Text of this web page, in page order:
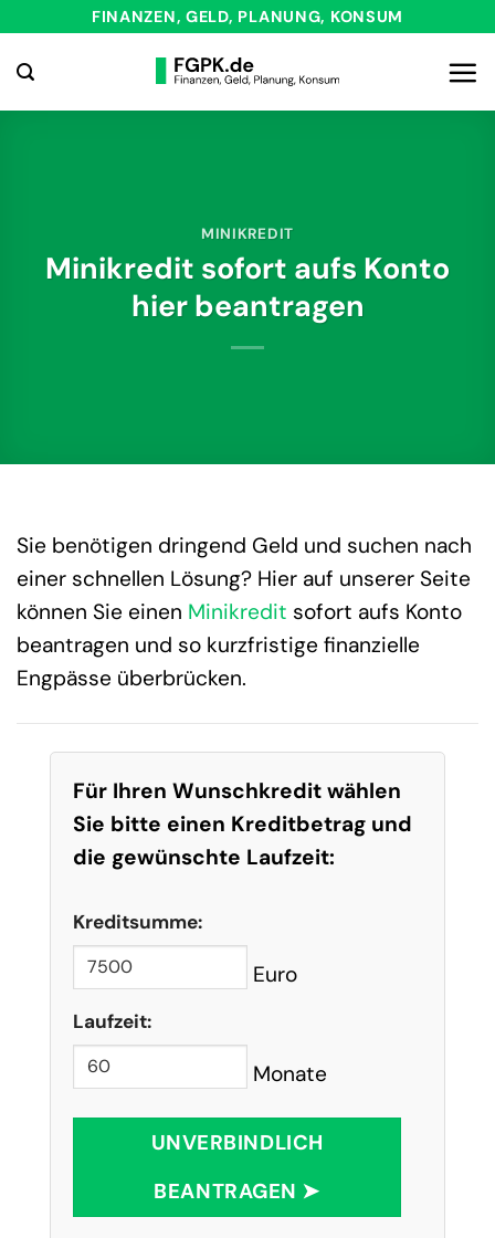
springen
FINANZEN, GELD, PLANUNG, KONSUM
MINIKREDIT
Minikredit sofort aufs Konto
hier beantragen
Sie benötigen dringend Geld und suchen nach
einer schnellen Lösung? Hier auf unserer Seite
können Sie einen Minikredit sofort aufs Konto
beantragen und so kurzfristige finanzielle
Engpässe überbrücken.
Für Ihren Wunschkredit wählen
Sie bitte einen Kreditbetrag und
die gewünschte Laufzeit:
Kreditsumme:
Euro
Laufzeit:
Monate
UNVERBINDLICH
BEANTRAGEN ➤